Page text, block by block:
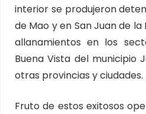
interior se produjeron
de Mao y en San Juan de
allanamientos en los
Buena Vista del municipio
otras provincias y ciudades.
Fruto de estos exitosos